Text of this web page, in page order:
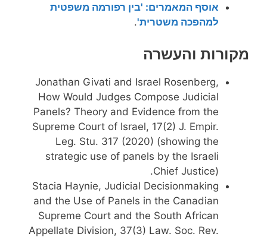
אוסף המאמרים: 'בין רפורמה משפטית
למהפכה משטרית'.
מקורות והעשרה
Jonathan Givati and Israel Rosenberg,
How Would Judges Compose Judicial
Panels? Theory and Evidence from the
Supreme Court of Israel, 17(2) J. Empir.
Leg. Stu. 317 (2020) (showing the
strategic use of panels by the Israeli
Chief Justice).
Stacia Haynie, Judicial Decisionmaking
and the Use of Panels in the Canadian
Supreme Court and the South African
Appellate Division, 37(3) Law. Soc. Rev.